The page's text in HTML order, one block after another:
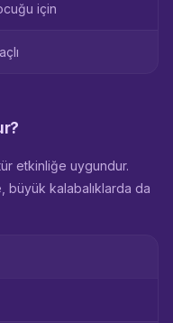
için
etkinliğe uygundur.
büyük kalabalıklarda da